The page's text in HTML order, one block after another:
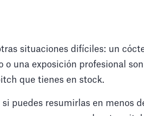
situaciones difíciles: un
o una exposición profesional son
que tienes en stock.
puedes resumirlas en menos